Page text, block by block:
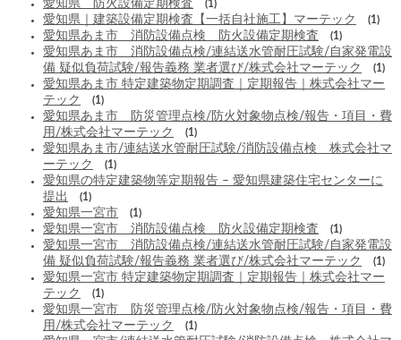
愛知県 防火設備定期検査 (1)
愛知県｜建築設備定期検査【一括自社施工】マーテック (1)
愛知県あま市 消防設備点検 防火設備定期検査 (1)
愛知県あま市 消防設備点検/連結送水管耐圧試験/自家発電設
備 疑似負荷試験/報告義務 業者選び/株式会社マーテック
(1)
愛知県あま市 特定建築物定期調査｜定期報告｜株式会社マー
テック
(1)
愛知県あま市 防災管理点検/防火対象物点検/報告・項目・費
用/株式会社マーテック
(1)
愛知県あま市/連結送水管耐圧試験/消防設備点検 株式会社マ
ーテック
(1)
愛知県の特定建築物等定期報告 – 愛知県建築住宅センターに
提出
(1)
愛知県一宮市 (1)
愛知県一宮市 消防設備点検 防火設備定期検査 (1)
愛知県一宮市 消防設備点検/連結送水管耐圧試験/自家発電設
備 疑似負荷試験/報告義務 業者選び/株式会社マーテック
(1)
愛知県一宮市 特定建築物定期調査｜定期報告｜株式会社マー
テック
(1)
愛知県一宮市 防災管理点検/防火対象物点検/報告・項目・費
用/株式会社マーテック
(1)